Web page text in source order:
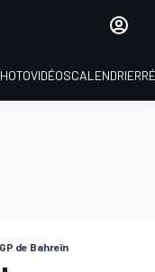
VIDÉOSCALENDRIER
GP de Bahreïn